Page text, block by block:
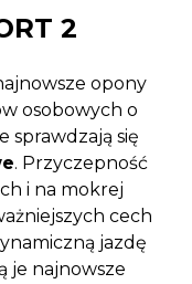
2
opony
osobowych o
sprawdzają się
. Przyczepność
i na mokrej
cech
jazdę
je najnowsze